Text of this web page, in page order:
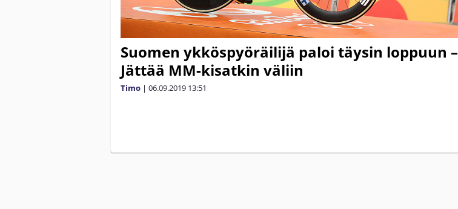
Suomen ykköspyöräilijä paloi täysin loppuun –
Jättää MM-kisatkin väliin
Timo | 06.09.2019 13:51